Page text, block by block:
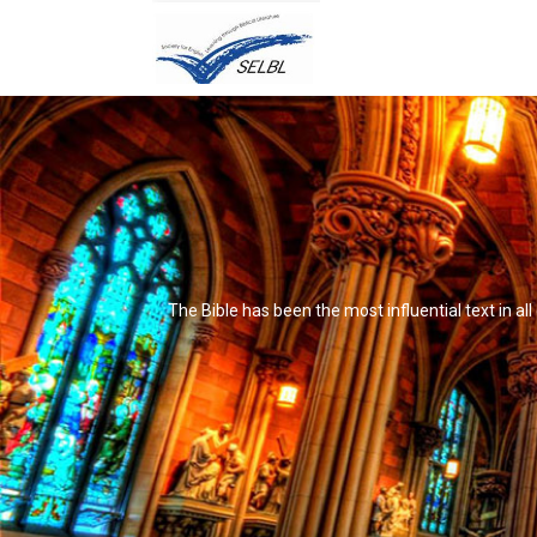
The Bible has been the most influential text in
It's not that it's impossible to